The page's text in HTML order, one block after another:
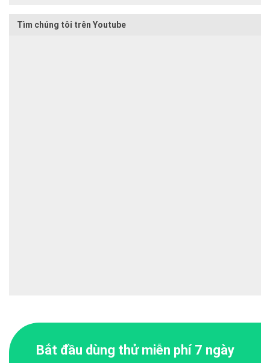
Tìm chúng tôi trên Youtube
Bắt đầu dùng thử miễn phí 7 ngày